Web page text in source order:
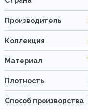
Производитель
Коллекция
Материал
Плотность
Способ производства